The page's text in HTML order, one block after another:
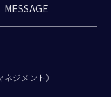
MESSAGE
ジメント）